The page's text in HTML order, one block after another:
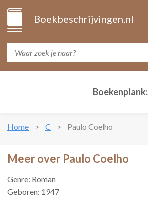
Boekbeschrijvingen.nl
Boekenplank:
Home C Paulo Coelho
Meer over Paulo Coelho
Genre: Roman
Geboren: 1947